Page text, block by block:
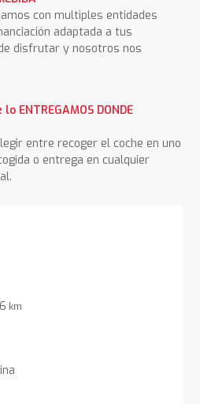
con multiples entidades
adaptada a tus
disfrutar y nosotros nos
ENTREGAMOS DONDE
entre recoger el coche en uno
o entrega en cualquier
km